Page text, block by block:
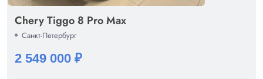
Chery Tiggo 8 Pro Max
Санкт-Петербург
2 549 000 ₽